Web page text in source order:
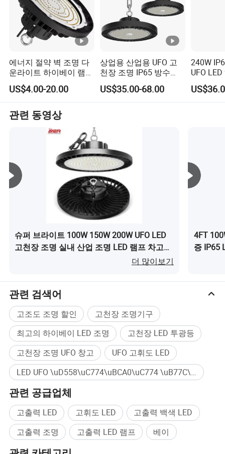
우리의 목표는 고품질의 중고차 수출 서비스를 제공하여
전 세계 고객이 자동차 꿈을 실현할 수 있도록 돕는 것입니
다. 고급 자동차, 실용적인 가족 자동차, 또는 상용 차량을
찾고 있다면 QPL 자동차는 여러분의 요구를 충족시키고 만
우리는 개인 용도로 자동차를 구매, 수출, 운송할 수 있습니
다. 또한 정부, 군대 또는 자동차 서비스 회사의 특별 요구
사항에 맞춰 조정할 수 있습니다. 우리는 중국 브랜드 BYD,
바겐, BMW, 메르세데스 등 미니카, 세단, MPVS, SUV, 밴, 관
광 차량, 엔지니어링 차량 등. 우리 자동차는 모든 유형 및
브랜드 중에서 가장 최신, 가장 진보하고, 가장 안전하고, 가
장 믿을 수 있는 제품입니다.
안전은 우리에게 파라마운트 중요합니다. QPLCAR 차량의
차량 품질과 안정성은 전 세계 고객이 널리 인식하고 있습
니다. 우리는 차량을 엄밀히 선별하여 각 차량이 최고 품질
기준을 충족하는지 확인합니다. 또한, 고객이 즐겁고 원활
한 차량 구매 경험을 할 수 있도록 종합적인 애프터 서비스
및 지원을 제공합니다. 모든 차량은 고객의 여행 중에 고객
의 마음을 편안하게 하기 위해 엄격한 테스트를 거쳤으며
운전자와 탑승자를 최대한 보호합니다.
고, 고객 제일주의 원칙을 충실히 이행하여 고객에게 적시
에 전문적이고 만족스러운 애프터 서비스를 제공할 수 있
도록 언제든지 전문적인 고객 지원 팀을 보유하고 있습니
다. 우리는 고객과 장기적인 파트너십을 구축하기 위해 노
력합니다.
우리의 사명은 안전하고, 신뢰할 수 있으며, 경제적이며, 환
경 친화적이고, 세련된 차량을 제공하여 현대 소비자의 자
동차 요구를 충족시키고, 다양한 고객의 까다로운 취향을
강화하면 궁극적으로 고객과 사회에 혜택을 주고 고객과
함께 성장하는 가치를 창출할 수 있습니다. 고객의 요구를
충족하는 동시에 비즈니스 성장을 지원하는 제품과 서비스
를 지속적으로 개선합니다.
우리의 비전은 정보 기술에 의해 추진되고 공급망 최적화
에너지 절약 벽 조명 다
운라이트 하이베이 램프
천장 펜던트 LED 조명
UFO 하이베이 조명
US$4.00-20.00
상업용 산업용 UFO 고
천장 조명 IP65 방수
LED 고천장 조명 공장
창고 작업장 슈퍼마켓용
US$35.00-68.00
240W
UFO
관련 동영상
슈퍼 브라이트 100W 150W 200W UFO LED
고천장 조명 실내 산업 조명 LED 램프 차고
공장 작업장 창고용이(가) 무엇인가요?더 많이보기
4FT
증 IP65
관련 검색어
고조도 조명 할인
고천장 조명기구
최고의 하이베이 LED 조명
고천장 LED 투광등
고천장 조명 UFO 창고
UFO 고휘도 LED
LED UFO \uD558\uC774\uBCA0\uC774 \uB77C\uC774\uD2B8 대량구매
관련 공급업체
고출력 LED 고휘도 LED
고출력 백색 LED
고출력 조명
고출력 LED 램프 베이